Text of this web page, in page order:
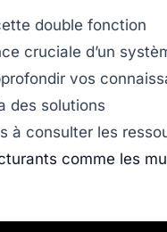
double fonction
cruciale d’un
vos
des solutions
à consulter les
comme les